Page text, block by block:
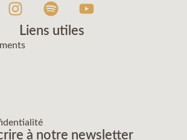
Liens utiles
à notre newsletter